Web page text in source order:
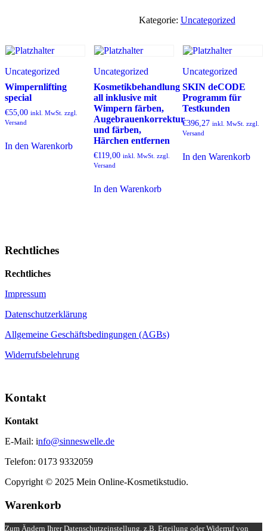
Kategorie: Uncategorized
Uncategorized
Wimpernlifting
special
€55,00 inkl. MwSt. zzgl.
Versand
In den Warenkorb
Uncategorized
Kosmetikbehandlung
all inklusive mit
Wimpern färben,
Augebrauenkorrektur
und färben,
Härchen entfernen
€119,00 inkl. MwSt. zzgl.
Versand
In den Warenkorb
Uncategorized
SKIN deCODE
Programm für
Testkunden
€396,27 inkl. MwSt. zzgl.
Versand
In den Warenkorb
Rechtliches
Rechtliches
Impressum
Datenschutzerklärung
Allgemeine Geschäftsbedingungen (AGBs)
Widerrufsbelehrung
Kontakt
Kontakt
E-Mail: info@sinneswelle.de
Telefon: 0173 9332059
Copyright © 2025 Mein Online-Kosmetikstudio.
Warenkorb
Zum Ändern Ihrer Datenschutzeinstellung, z.B. Erteilung oder Widerruf von